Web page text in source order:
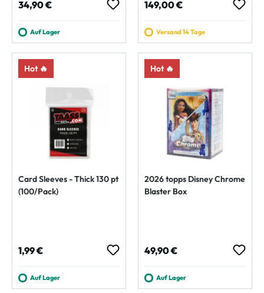
Regulärer Preis:
34,90 €
Auf Lager
Regulärer Preis:
149,00 €
Versand 14 Tage
Hot 🔥
Card Sleeves - Thick 130 pt
(100/Pack)
Regulärer Preis:
1,99 €
Auf Lager
Hot 🔥
2026 topps Disney Chrome
Blaster Box
Regulärer Preis:
49,90 €
Auf Lager